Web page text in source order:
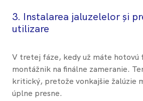
3. ​Instalarea jaluzelelor și
utilizare
V tretej fáze, kedy už máte hotovú
montážnik na finálne zameranie.
kritický, pretože vonkajšie žalúzie
úplne presne.